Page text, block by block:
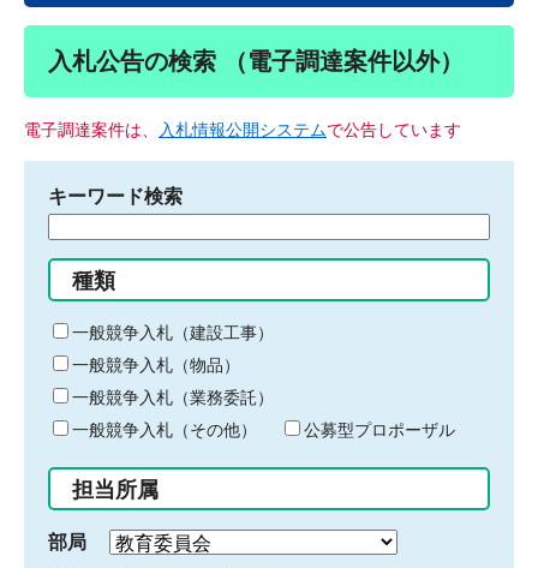
入札公告の検索 （電子調達案件以外）
電子調達案件は、 入札情報公開システムで公告しています
キーワード検索
る
キ
ー
ワ
ー
ド
入
力
種類
一般競争入札（建設工事）
一般競争入札（物品）
一般競争入札（業務委託）
一般競争入札（その他）
公募型プロポーザル
担当所属
部局